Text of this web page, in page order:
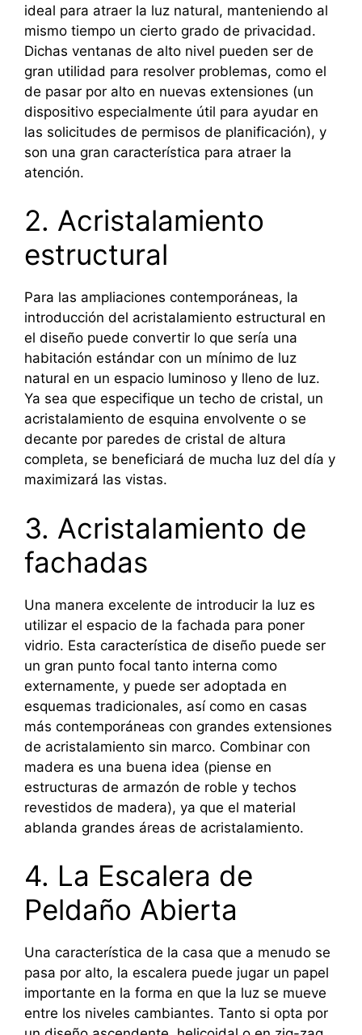
ideal para atraer la luz natural, manteniendo al
mismo tiempo un cierto grado de privacidad.
Dichas ventanas de alto nivel pueden ser de
gran utilidad para resolver problemas, como el
de pasar por alto en nuevas extensiones (un
dispositivo especialmente útil para ayudar en
las solicitudes de permisos de planificación), y
son una gran característica para atraer la
atención.
2. Acristalamiento
estructural
Para las ampliaciones contemporáneas, la
introducción del acristalamiento estructural en
el diseño puede convertir lo que sería una
habitación estándar con un mínimo de luz
natural en un espacio luminoso y lleno de luz.
Ya sea que especifique un techo de cristal, un
acristalamiento de esquina envolvente o se
decante por paredes de cristal de altura
completa, se beneficiará de mucha luz del día y
maximizará las vistas.
3. Acristalamiento de
fachadas
Una manera excelente de introducir la luz es
utilizar el espacio de la fachada para poner
vidrio. Esta característica de diseño puede ser
un gran punto focal tanto interna como
externamente, y puede ser adoptada en
esquemas tradicionales, así como en casas
más contemporáneas con grandes extensiones
de acristalamiento sin marco. Combinar con
madera es una buena idea (piense en
estructuras de armazón de roble y techos
revestidos de madera), ya que el material
ablanda grandes áreas de acristalamiento.
4. La Escalera de
Peldaño Abierta
Una característica de la casa que a menudo se
pasa por alto, la escalera puede jugar un papel
importante en la forma en que la luz se mueve
entre los niveles cambiantes. Tanto si opta por